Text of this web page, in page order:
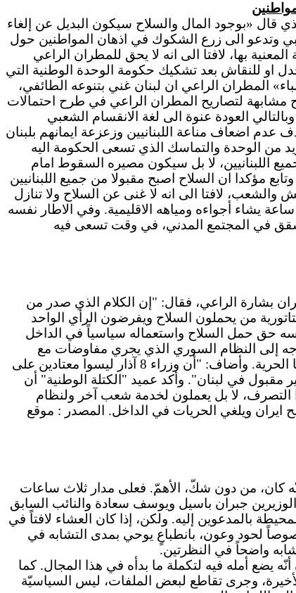
قال «بوجود المال والسلاح سيكون البديل عن إلغاء
وتدعو الى زرع الشكوك في اذهان المواطنين حول
بها، لافتا الى انه لا يحق للمطران الراعي
او للنقاش بعد تشكيك حكومة الوحدة الوطنية التي
المطران الراعي ان لبنان غني بتنوعه الطائفي،
مشابهة لتصاريح المطران الراعي في طرح احتمالات
العودة عنوة الى لغة الانقسام الشعبي
عدم اضعاف مناعة اللبنانيين وزعزعة ايمانهم بلبنان
من الوحدة والتماسك الذي تسعى الحكومة اليه
اللبنانيين، لا بل سيكون مصيره السقوط امام
مؤكدا ان السلاح اصبح مقبولا من جميع اللبنانيين
لافتا الى انه لا غنى عن السلاح ولا تنازل
يشاء أجواءه ومياهه الاقليمية. وفي الاطار نفسه
في المجتمع المدني، في وقت تسعى فيه
المطران بشارة الراعي، فقال: "إن الكلام الذي صدر من
من يحملون السلاح ويفرضون الرأي الواحد
حق حمل السلاح واستعماله سياسياً في الداخل
إلى النظام السوري الذي يجري مفاوضات مع
اسرائيل؟، داعيا الوزير عبدالله إلى انتقاد من يتفاوض مع اسرائيل قبل انتقاد رجل دين يدافع عن القيم اللبنانية وفي طليعتها الحرية. وأضاف: "أن وزراء 8 آذار ليسوا معتادين على
مقبول في لبنان". وأكد عميد "الكتلة الوطنية" أن
التصرف، لا بل يعملون لخدمة شعب آخر ولنظام
ايران ويلغي الحريات في الداخل. المصدر : موقع
كان، من دون شكّ، الأهمّ. فعلى مدار ثلاث ساعات
جبران باسيل ويوسف سعادة والنائب السابق
بالمدعوين إليه. ولكن، إذا كان العشاء لافتاً في
لحود وعون، بانطباعٍ يوحي بمدى التشابه في
واضحاً في النظرتين.
أمله فيه لتكملة ما بدأه في هذا المجال. كما
وجرى تقاطع لبعض الملفات، ليس السياسيّة